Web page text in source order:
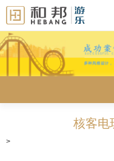
核客电
>